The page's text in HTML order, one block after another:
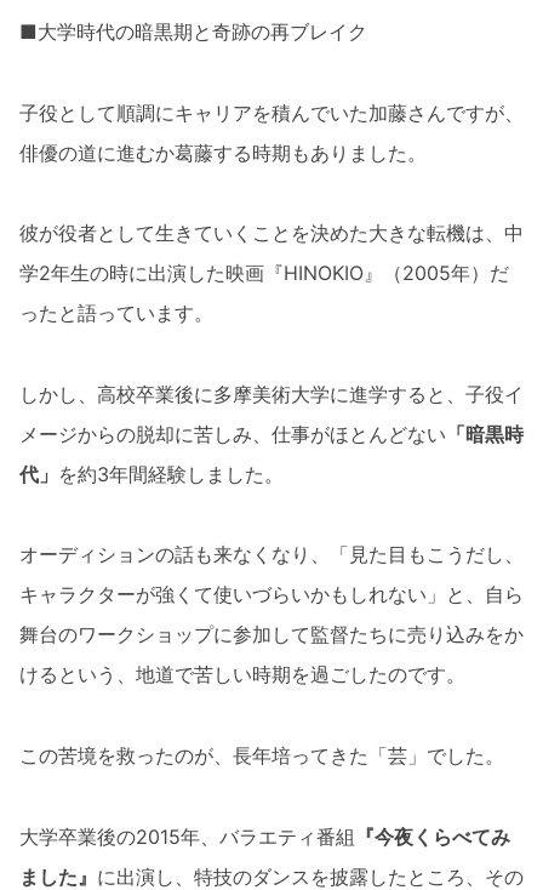
■大学時代の暗黒期と奇跡の再ブレイク
子役として順調にキャリアを積んでいた加藤さんですが、
俳優の道に進むか葛藤する時期もありました。
彼が役者として生きていくことを決めた大きな転機は、中
学2年生の時に出演した映画『HINOKIO』（2005年）だ
ったと語っています。
しかし、高校卒業後に多摩美術大学に進学すると、子役イ
メージからの脱却に苦しみ、仕事がほとんどない 「暗黒時
代」 を約3年間経験しました。
オーディションの話も来なくなり、「見た目もこうだし、
キャラクターが強くて使いづらいかもしれない」と、自ら
舞台のワークショップに参加して監督たちに売り込みをか
けるという、地道で苦しい時期を過ごしたのです。
この苦境を救ったのが、長年培ってきた「芸」でした。
大学卒業後の2015年、バラエティ番組 『今夜くらべてみ
ました』 に出演し、特技のダンスを披露したところ、その